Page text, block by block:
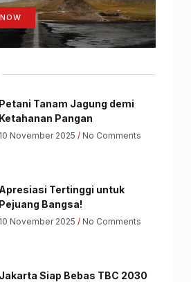
Petani Tanam Jagung demi
Ketahanan Pangan
10 November 2025 No Comments
Apresiasi Tertinggi untuk
Pejuang Bangsa!
10 November 2025 No Comments
Jakarta Siap Bebas TBC 2030